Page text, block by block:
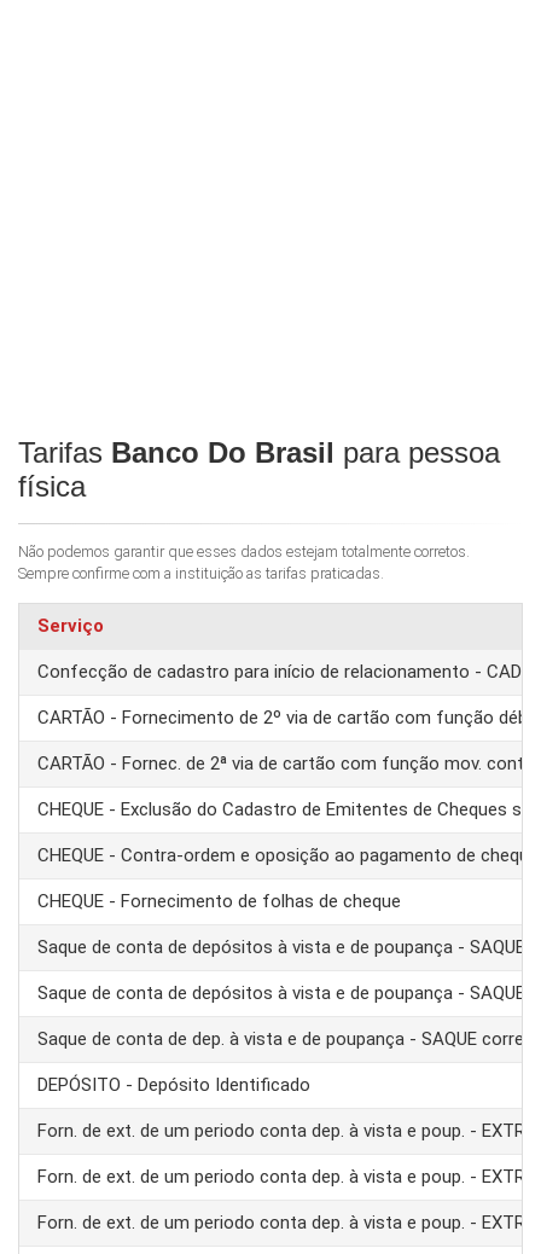
Tarifas Banco Do Brasil para pessoa
física
Não podemos garantir que esses dados estejam totalmente corretos.
Sempre confirme com a instituição as tarifas praticadas.
Serviço
Confecção de cadastro para início de relacionamento -
CARTÃO - Fornecimento de 2º via de cartão com função
CARTÃO - Fornec. de 2ª via de cartão com função mov. conta
CHEQUE - Exclusão do Cadastro de Emitentes de Cheques
CHEQUE - Contra-ordem e oposição ao pagamento de cheque
CHEQUE - Fornecimento de folhas de cheque
Saque de conta de depósitos à vista e de poupança - SAQUE
Saque de conta de depósitos à vista e de poupança - SAQUE
Saque de conta de dep. à vista e de poupança - SAQUE
DEPÓSITO - Depósito Identificado
Forn. de ext. de um periodo conta dep. à vista e poup. -
Forn. de ext. de um periodo conta dep. à vista e poup. -
Forn. de ext. de um periodo conta dep. à vista e poup. -